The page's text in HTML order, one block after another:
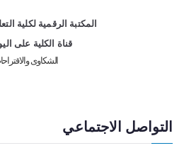
المكتبة الرقمية لكلية
قناة الكلية على
الشكاوى
التواصل الاجتماعي